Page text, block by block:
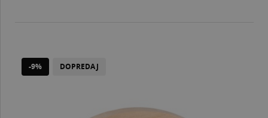
-9% DOPREDAJ